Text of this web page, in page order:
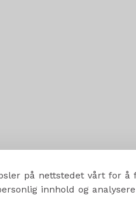
på nettstedet vårt for å
innhold og